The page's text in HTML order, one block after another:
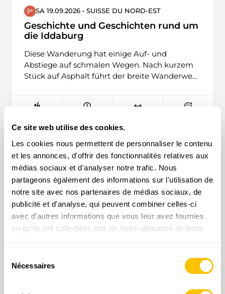
Ce site web utilise des cookies.
Les cookies nous permettent de personnaliser le contenu
et les annonces, d'offrir des fonctionnalités relatives aux
médias sociaux et d'analyser notre trafic. Nous
partageons également des informations sur l'utilisation de
notre site avec nos partenaires de médias sociaux, de
publicité et d'analyse, qui peuvent combiner celles-ci
avec d'autres informations que vous leur avez fournies
ou qu'ils ont collectées lors de votre utilisation de leurs
Nécessaires
SA 19.09.2026 • SUISSE DU NORD-EST
Geschichte und Geschichten rund um
die Iddaburg
Diese Wanderung hat einige Auf- und
Abstiege auf schmalen Wegen. Nach kurzem
Stück auf Asphalt führt der breite Wanderweg
steilen Weg zur Iddaburg hinauf. Weiter gehts
über ein paar asphaltierte Abschnitte um den
Hamberg hinunter nach Tannen. Ein kurzes
Wegstück entlang der Strasse wird begangen,
bis der Weg durch ein Tobel hinab zum
Hörachbach führt, um dann gleich nach Tüfrüti
über einen schmalen Wanderweg
aufzusteigen. Bereits ist Kirchberg in Sicht und
wird über die asphaltierte Strecke mühelos
erreicht.